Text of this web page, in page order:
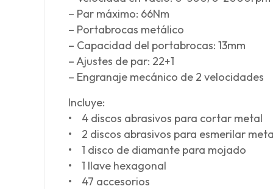
– Par máximo: 66Nm
– Portabrocas metálico
– Capacidad del portabrocas: 13mm
– Ajustes de par: 22+1
– Engranaje mecánico de 2 velocidades
Incluye:
• 4 discos abrasivos para cortar metal
• 2 discos abrasivos para esmerilar
• 1 disco de diamante para mojado
• 1 llave hexagonal
• 47 accesorios